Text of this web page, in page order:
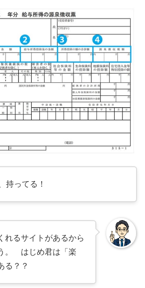
持ってる！
れるサイトがあるから
。 はじめ君は「楽
る？？